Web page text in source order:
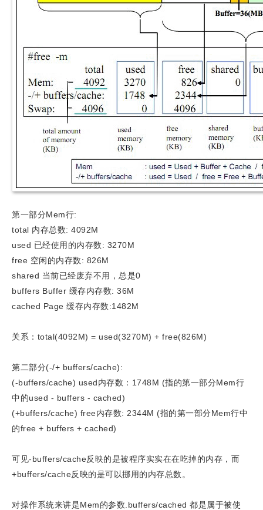
第一部分Mem行:
total 内存总数: 4092M
used 已经使用的内存数: 3270M
free 空闲的内存数: 826M
shared 当前已经废弃不用，总是0
buffers Buffer 缓存内存数: 36M
cached Page 缓存内存数:1482M
关系：total(4092M) = used(3270M) + free(826M)
第二部分(-/+ buffers/cache):
(-buffers/cache) used内存数：1748M (指的第一部分Mem行
中的used - buffers - cached)
(+buffers/cache) free内存数: 2344M (指的第一部分Mem行中
的free + buffers + cached)
可见-buffers/cache反映的是被程序实实在在吃掉的内存，而
+buffers/cache反映的是可以挪用的内存总数。
对操作系统来讲是Mem的参数.buffers/cached 都是属于被使